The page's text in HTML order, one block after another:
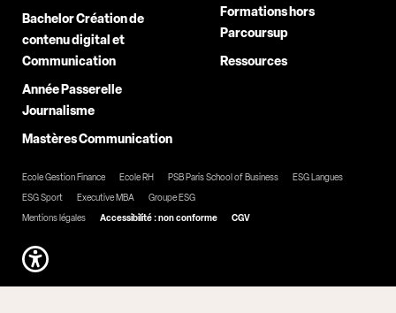
Bachelor Création de
contenu digital et
Communication
Année Passerelle
Journalisme
Mastères Communication
Formations hors
Parcoursup
Ressources
Ecole Gestion Finance Ecole RH PSB Paris School of Business
ESG Langues
ESG Sport
Executive MBA
Groupe ESG
Mentions légales
Accessibilité : non conforme CGV